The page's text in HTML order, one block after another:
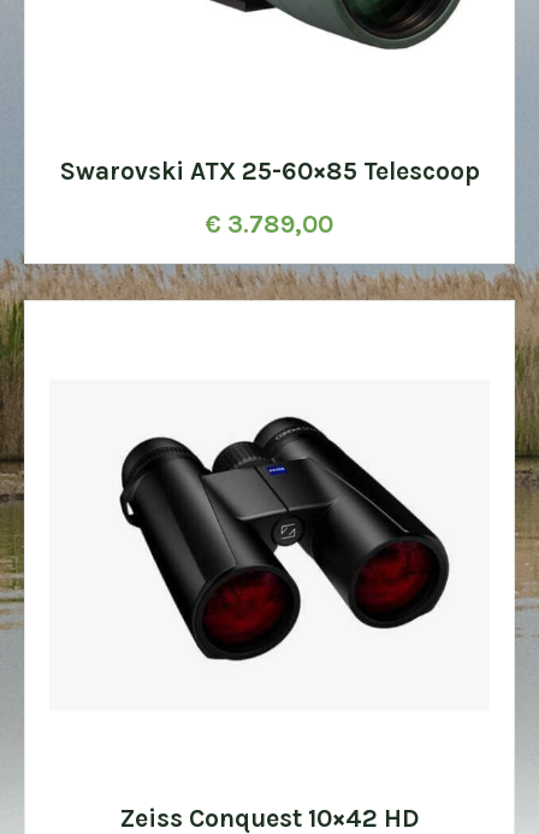
Swarovski ATX 25-60×85 Telescoop
€ 3.789,00
Zeiss Conquest 10×42 HD